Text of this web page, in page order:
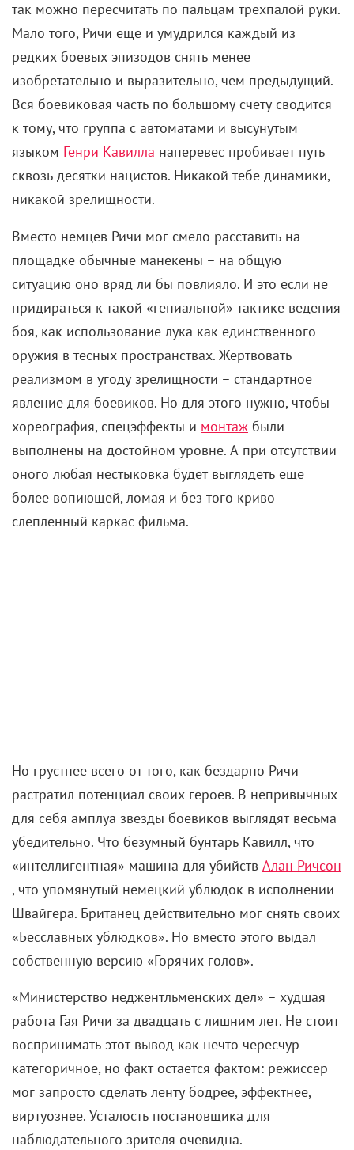
так можно пересчитать по пальцам трехпалой руки.
Мало того, Ричи еще и умудрился каждый из
редких боевых эпизодов снять менее
изобретательно и выразительно, чем предыдущий.
Вся боевиковая часть по большому счету сводится
к тому, что группа с автоматами и высунутым
языком Генри Кавилла наперевес пробивает путь
сквозь десятки нацистов. Никакой тебе динамики,
никакой зрелищности.
Вместо немцев Ричи мог смело расставить на
площадке обычные манекены – на общую
ситуацию оно вряд ли бы повлияло. И это если не
придираться к такой «гениальной» тактике ведения
боя, как использование лука как единственного
оружия в тесных пространствах. Жертвовать
реализмом в угоду зрелищности – стандартное
явление для боевиков. Но для этого нужно, чтобы
хореография, спецэффекты и монтаж были
выполнены на достойном уровне. А при отсутствии
оного любая нестыковка будет выглядеть еще
более вопиющей, ломая и без того криво
слепленный каркас фильма.
Но грустнее всего от того, как бездарно Ричи
растратил потенциал своих героев. В непривычных
для себя амплуа звезды боевиков выглядят весьма
убедительно. Что безумный бунтарь Кавилл, что
«интеллигентная» машина для убийств Алан Ричсон
, что упомянутый немецкий ублюдок в исполнении
Швайгера. Британец действительно мог снять своих
«Бесславных ублюдков». Но вместо этого выдал
собственную версию «Горячих голов».
«Министерство неджентльменских дел» – худшая
работа Гая Ричи за двадцать с лишним лет. Не стоит
воспринимать этот вывод как нечто чересчур
категоричное, но факт остается фактом: режиссер
мог запросто сделать ленту бодрее, эффектнее,
виртуознее. Усталость постановщика для
наблюдательного зрителя очевидна.